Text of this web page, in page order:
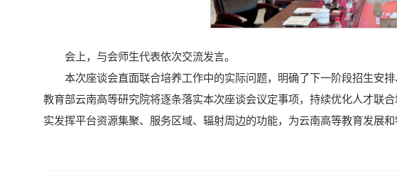
会上，与会师生代表依次交流发言。
本次座谈会直面联合培养工作中的实际问题，明确了下一阶段招生安
教育部云南高等研究院将逐条落实本次座谈会议定事项，持续优化人才联
实发挥平台资源集聚、服务区域、辐射周边的功能，为云南高等教育发展